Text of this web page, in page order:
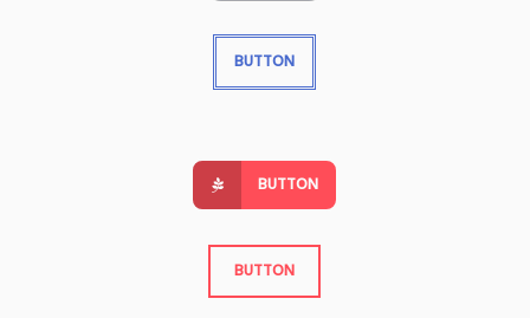
BUTTON
BUTTON
BUTTON